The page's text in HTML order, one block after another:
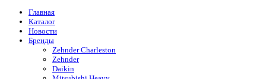
Главная
Каталог
Новости
Бренды
Zehnder Charleston
Zehnder
Daikin